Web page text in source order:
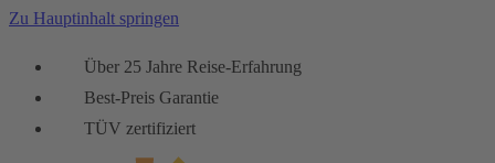
Zu Hauptinhalt springen
Über 25 Jahre Reise-Erfahrung
Best-Preis Garantie
TÜV zertifiziert